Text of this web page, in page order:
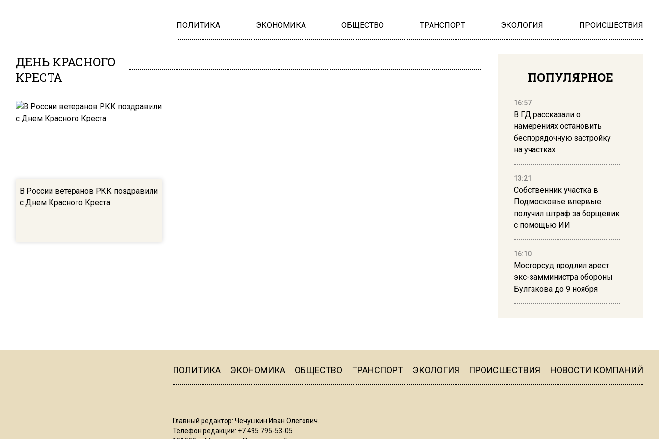
ПОЛИТИКА ЭКОНОМИКА ОБЩЕСТВО ТРАНСПОРТ ЭКОЛОГИЯ ПРОИСШЕСТВИЯ
ДЕНЬ КРАСНОГО
КРЕСТА
В России ветеранов РКК поздравили
с Днем Красного Креста
ПОПУЛЯРНОЕ
16:57
В ГД рассказали о
намерениях остановить
беспорядочную застройку
на участках
13:21
Собственник участка в
Подмосковье впервые
получил штраф за борщевик
с помощью ИИ
16:10
Мосгорсуд продлил арест
экс-замминистра обороны
Булгакова до 9 ноября
16:19
ПОЛИТИКА ЭКОНОМИКА ОБЩЕСТВО ТРАНСПОРТ ЭКОЛОГИЯ ПРОИСШЕСТВИЯ НОВОСТИ КОМПАНИЙ
Главный редактор: Чечушкин Иван Олегович.
Телефон редакции: +7 495 795-53-05